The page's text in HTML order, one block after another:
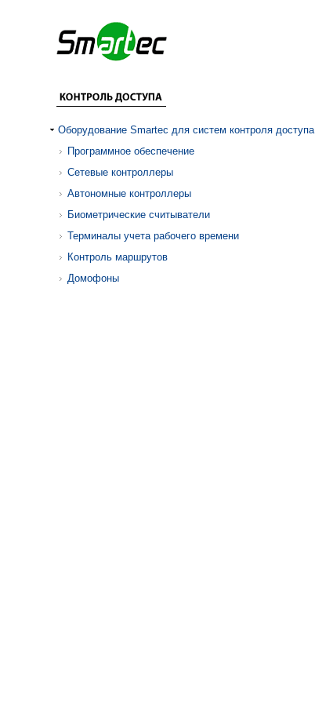
Оборудование Smartec для систем контроля доступа
Программное обеспечение
Сетевые контроллеры
Автономные контроллеры
Биометрические считыватели
Терминалы учета рабочего времени
Контроль маршрутов
Домофоны